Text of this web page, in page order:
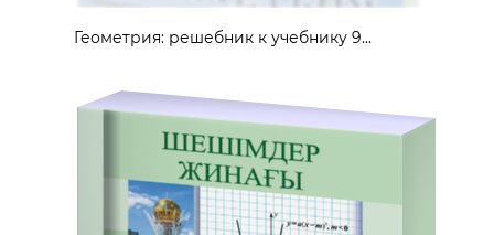
Геометрия: решебник к учебнику 9...